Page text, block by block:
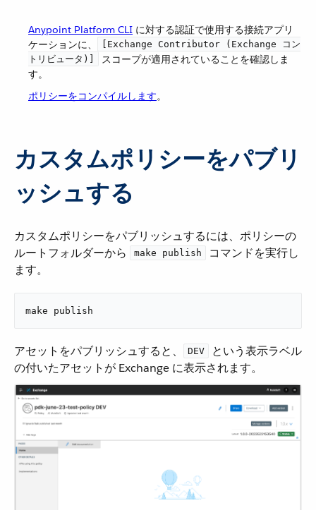
Anypoint Platform CLI ​ に対する認証で使用する接続アプリ
ケーションに、​
[Exchange Contributor (Exchange コン
トリビュータ)]
​ スコープが適用されていることを確認しま
す。
ポリシーをコンパイルします​。
カスタムポリシーをパブリ
ッシュする
カスタムポリシーをパブリッシュするには、ポリシーの
ルートフォルダーから ​
make publish
​ コマンドを実行し
ます。
make publish
アセットをパブリッシュすると、​ DEV
​ という表示ラベル
の付いたアセットが Exchange に表示されます。